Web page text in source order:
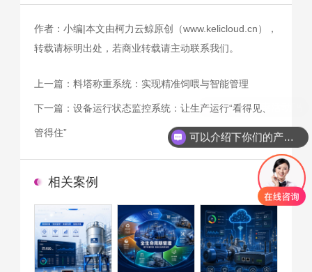
作者：小编|本文由柯力云鲸原创（www.kelicloud.cn），
转载请标明出处，若商业转载请主动联系我们。
上一篇： 料塔称重系统：实现精准饲喂与智能管理
下一篇： 设备运行状态监控系统：让生产运行“看得见、
管得住”
相关案例
可以介绍下你们的产品么